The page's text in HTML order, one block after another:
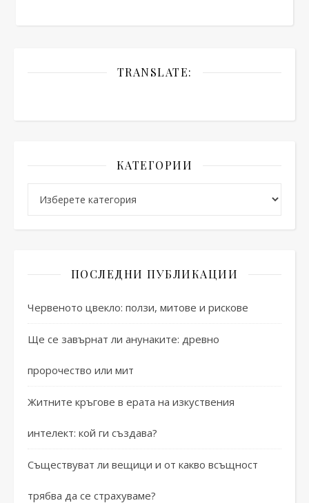
TRANSLATE:
КАТЕГОРИИ
ПОСЛЕДНИ ПУБЛИКАЦИИ
Червеното цвекло: ползи, митове и рискове
Ще се завърнат ли анунаките: древно
пророчество или мит
Житните кръгове в ерата на изкуствения
интелект: кой ги създава?
Съществуват ли вещици и от какво всъщност
трябва да се страхуваме?